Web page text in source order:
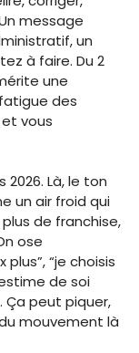
message
un
à faire. Du 2
une
des
vous
2026. Là, le ton
un air froid qui
de franchise,
ose
plus”, “je choisis
de soi
Ça peut piquer,
mouvement là